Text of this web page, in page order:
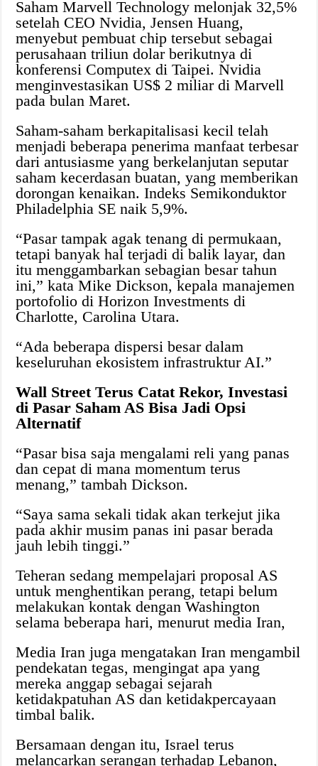
Saham Marvell Technology melonjak 32,5%
setelah CEO Nvidia, Jensen Huang,
menyebut pembuat chip tersebut sebagai
perusahaan triliun dolar berikutnya di
konferensi Computex di Taipei. Nvidia
menginvestasikan US$ 2 miliar di Marvell
pada bulan Maret.
Saham-saham berkapitalisasi kecil telah
menjadi beberapa penerima manfaat terbesar
dari antusiasme yang berkelanjutan seputar
saham kecerdasan buatan, yang memberikan
dorongan kenaikan. Indeks Semikonduktor
Philadelphia SE naik 5,9%.
“Pasar tampak agak tenang di permukaan,
tetapi banyak hal terjadi di balik layar, dan
itu menggambarkan sebagian besar tahun
ini,” kata Mike Dickson, kepala manajemen
portofolio di Horizon Investments di
Charlotte, Carolina Utara.
“Ada beberapa dispersi besar dalam
keseluruhan ekosistem infrastruktur AI.”
Wall Street Terus Catat Rekor, Investasi
di Pasar Saham AS Bisa Jadi Opsi
Alternatif
“Pasar bisa saja mengalami reli yang panas
dan cepat di mana momentum terus
menang,” tambah Dickson.
“Saya sama sekali tidak akan terkejut jika
pada akhir musim panas ini pasar berada
jauh lebih tinggi.”
Teheran sedang mempelajari proposal AS
untuk menghentikan perang, tetapi belum
melakukan kontak dengan Washington
selama beberapa hari, menurut media Iran,
Media Iran juga mengatakan Iran mengambil
pendekatan tegas, mengingat apa yang
mereka anggap sebagai sejarah
ketidakpatuhan AS dan ketidakpercayaan
timbal balik.
Bersamaan dengan itu, Israel terus
melancarkan serangan terhadap Lebanon,